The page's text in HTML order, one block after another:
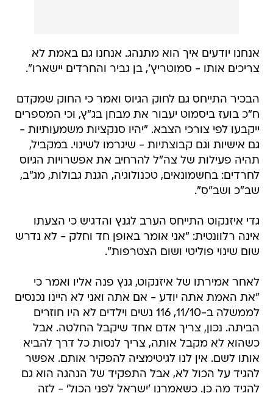
אנחנו יודעים איך הוא מתנהג. אנחנו גם באמת לא
צריכים אותו - סמוטריץ', בן גביר והחרדים יישארו".
הבכיר התייחס גם לחוק הגיוס ואמר כי החוק שמקדם
ח"כ בועז ביסמוט יעבור את מבחן בג"ץ, וכי המספרים
ייקבעו לפי צורכי הצבא. "יהיו סנקציות משמעותיות -
גם אישיות וגם קבוצתיות - שיגרמו לשינוי. במקביל,
תהיה פעילות של צה"ל להרחיב את אפשרויות הגיוס
לחרדים: בחשמונאים, טכנולוגיה, הגנת גבולות, מג"ב,
שב"כ ושב"ס".
גדי איזנקוט התייחס הערב לגנץ והדגיש כי הצעתו
אינה רלוונטית: "אני אומר באופן חד וחלק - לא נדרש
שום שינוי פוליטי ושום הצטרפות".
לאחר אמירתו של איזנקוט, גנץ פנה אליו ואמר כי
"את האמת אתה יודע - אם אתה ואני לא היינו נכנסים
לממשלה ב-11/10, 116 נשים וילדים לא היו חוזרים
הביתה. נכון, צריך אדם אחד שיקבל החלטה. אבל
כשהוא לא מקבל אותה, צריך לנסות כל דרך להביא
אותו לשם. אין לנו לגיטימציה להפקיר אותם. אפשר
להגיד על הכול לא, אבל התפקיד של הנהגה הוא גם
להגיד מה כן. כשאמרנו 'ישראל לפני הכול' - לזה